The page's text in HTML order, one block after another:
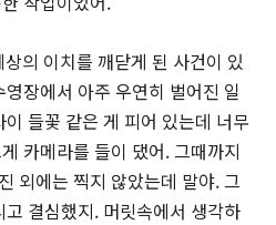
의 이치를 깨닫게 된 사건이 있
장에서 아주 우연히 벌어진 일
들꽃 같은 게 피어 있는데 너무
카메라를 들이 댔어. 그때까지
외에는 찍지 않았는데 말야. 그
결심했지. 머릿속에서 생각하